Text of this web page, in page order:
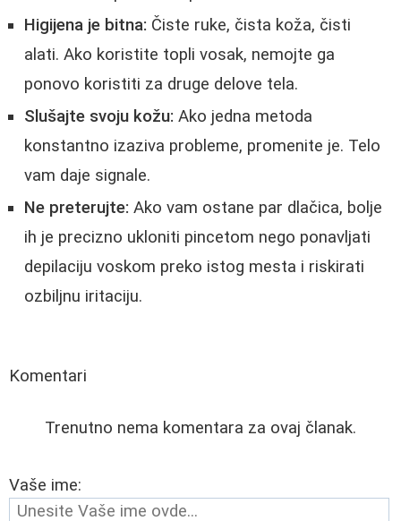
Higijena je bitna: Čiste ruke, čista koža, čisti
alati. Ako koristite topli vosak, nemojte ga
ponovo koristiti za druge delove tela.
Slušajte svoju kožu: Ako jedna metoda
konstantno izaziva probleme, promenite je. Telo
vam daje signale.
Ne preterujte: Ako vam ostane par dlačica, bolje
ih je precizno ukloniti pincetom nego ponavljati
depilaciju voskom preko istog mesta i riskirati
ozbiljnu iritaciju.
Komentari
Trenutno nema komentara za ovaj članak.
Vaše ime: